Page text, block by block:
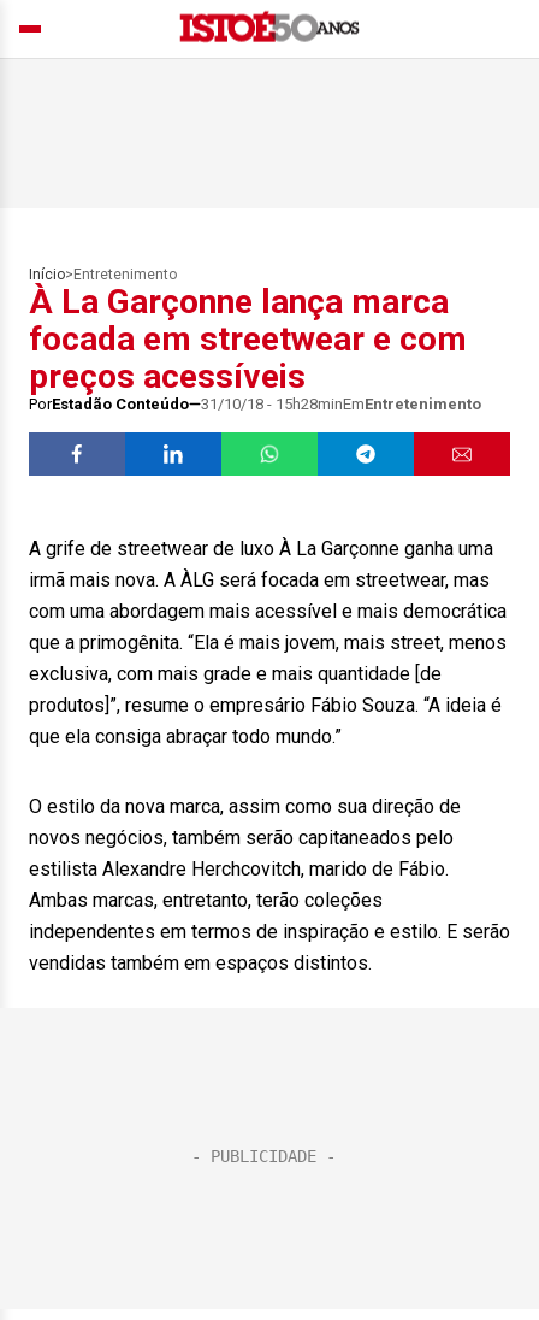
Início> Entretenimento
À La Garçonne lança marca
focada em streetwear e com
preços acessíveis
PorEstadão Conteúdo 31/10/18 - 15h28minEmEntretenimento
A grife de streetwear de luxo À La Garçonne ganha uma
irmã mais nova. A ÀLG será focada em streetwear, mas
com uma abordagem mais acessível e mais democrática
que a primogênita. “Ela é mais jovem, mais street, menos
exclusiva, com mais grade e mais quantidade [de
produtos]”, resume o empresário Fábio Souza. “A ideia é
que ela consiga abraçar todo mundo.”
O estilo da nova marca, assim como sua direção de
novos negócios, também serão capitaneados pelo
estilista Alexandre Herchcovitch, marido de Fábio.
Ambas marcas, entretanto, terão coleções
independentes em termos de inspiração e estilo. E serão
vendidas também em espaços distintos.